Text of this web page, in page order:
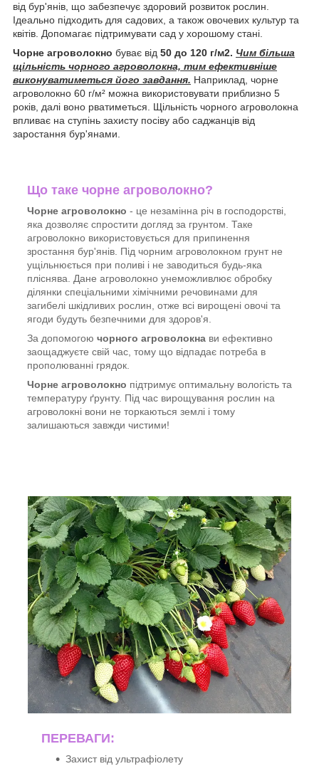
від бур'янів, що забезпечує здоровий розвиток рослин.
Ідеально підходить для садових, а також овочевих культур та
квітів. Допомагає підтримувати сад у хорошому стані.
Чорне агроволокно буває від 50 до 120 г/м2. Чим більша
щільність чорного агроволокна, тим ефективніше
виконуватиметься його завдання. Наприклад, чорне
агроволокно 60 г/м² можна використовувати приблизно 5
років, далі воно рватиметься. Щільність чорного агроволокна
впливає на ступінь захисту посіву або саджанців від
заростання бур'янами.
Що таке чорне агроволокно?
Чорне агроволокно - це незамінна річ в господорстві,
яка дозволяє спростити догляд за грунтом. Таке
агроволокно використовується для припинення
зростання бур'янів. Під чорним агроволокном грунт не
ущільнюється при поливі і не заводиться будь-яка
пліснява. Дане агроволокно унеможливлює обробку
ділянки спеціальними хімічними речовинами для
загибелі шкідливих рослин, отже всі вирощені овочі та
ягоди будуть безпечними для здоров'я.
За допомогою чорного агроволокна ви ефективно
заощаджуєте свій час, тому що відпадає потреба в
прополюванні грядок.
Чорне агроволокно підтримує оптимальну вологість та
температуру ґрунту. Під час вирощування рослин на
агроволокні вони не торкаються землі і тому
залишаються завжди чистими!
ПЕРЕВАГИ:
Захист від ультрафіолету